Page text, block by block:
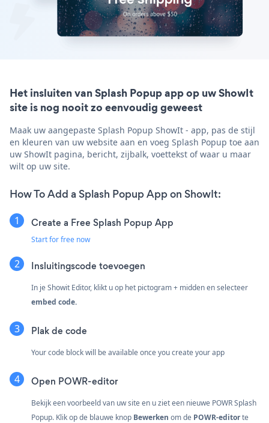
Het insluiten van Splash Popup app op uw ShowIt
site is nog nooit zo eenvoudig geweest
Maak uw aangepaste Splash Popup ShowIt - app, pas de stijl
en kleuren van uw website aan en voeg Splash Popup toe aan
uw ShowIt pagina, bericht, zijbalk, voettekst of waar u maar
wilt op uw site.
How To Add a Splash Popup App on ShowIt:
Create a Free Splash Popup App
Start for free now
Insluitingscode toevoegen
In je Showit Editor, klikt u op het pictogram + midden en selecteer
embed code.
Plak de code
Your code block will be available once you create your app
Open POWR-editor
Bekijk een voorbeeld van uw site en u ziet een nieuwe POWR Splash
Popup. Klik op de blauwe knop Bewerken om de POWR-editorte